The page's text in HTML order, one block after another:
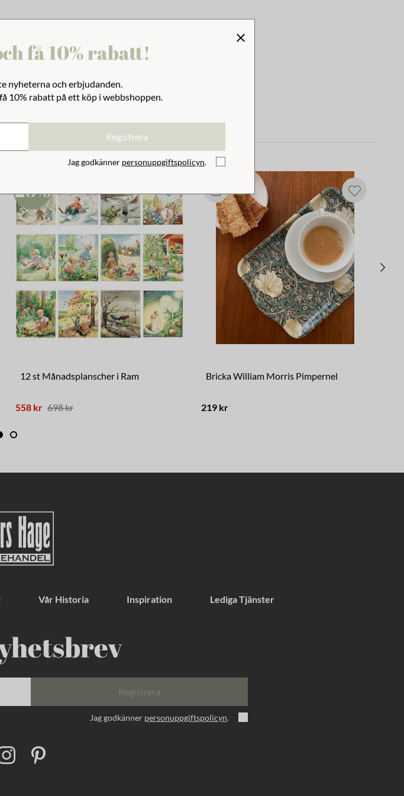
12 st Månadsplanscher i Ram
558 kr 698 kr
Bricka William Morris Pimpernel
219 kr
Vår Historia Inspiration Lediga Tjänster
Registrera
Jag godkänner personuppgiftspolicyn.
I
n
få 10% rabatt!
nyheterna och erbjudanden.
10% rabatt på ett köp i webbshoppen.
Registrera
Jag godkänner personuppgiftspolicyn.